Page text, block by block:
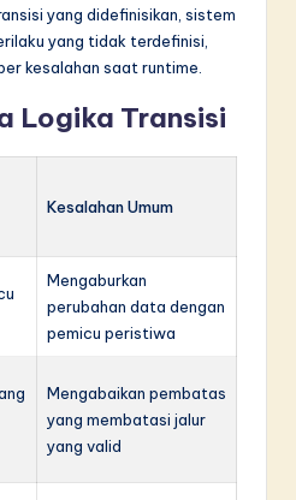
yang didefinisikan, sistem
yang tidak terdefinisi,
kesalahan saat runtime.
Logika Transisi
Kesalahan Umum
Mengaburkan
perubahan data dengan
pemicu peristiwa
Mengabaikan pembatas
yang membatasi jalur
yang valid